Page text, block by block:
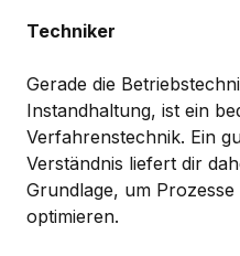
Techniker
Gerade die
Instandhaltung, ist ein
Verfahrenstechnik. Ein
Verständnis liefert dir
Grundlage, um
optimieren.